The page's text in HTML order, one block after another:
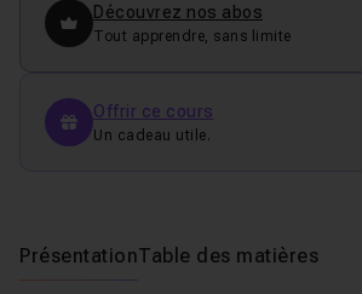
Découvrez nos abos
Tout apprendre, sans limite
Offrir ce cours
Un cadeau utile.
PrésentationTable des matières